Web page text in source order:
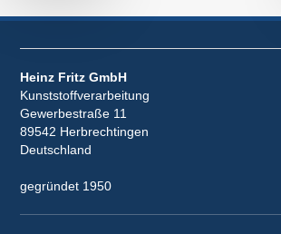
Heinz Fritz GmbH
Kunststoffverarbeitung
Gewerbestraße 11
89542 Herbrechtingen
Deutschland
gegründet 1950